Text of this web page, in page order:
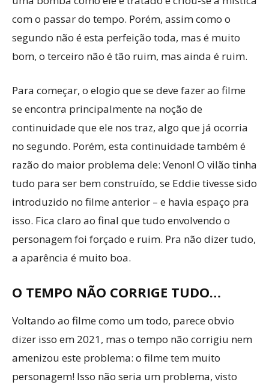
com o passar do tempo. Porém, assim como o
segundo não é esta perfeição toda, mas é muito
bom, o terceiro não é tão ruim, mas ainda é ruim.
Para começar, o elogio que se deve fazer ao filme
se encontra principalmente na noção de
continuidade que ele nos traz, algo que já ocorria
no segundo. Porém, esta continuidade também é
razão do maior problema dele: Venon! O vilão tinha
tudo para ser bem construído, se Eddie tivesse sido
introduzido no filme anterior – e havia espaço pra
isso. Fica claro ao final que tudo envolvendo o
personagem foi forçado e ruim. Pra não dizer tudo,
a aparência é muito boa.
O TEMPO NÃO CORRIGE TUDO…
Voltando ao filme como um todo, parece obvio
dizer isso em 2021, mas o tempo não corrigiu nem
amenizou este problema: o filme tem muito
personagem! Isso não seria um problema, visto